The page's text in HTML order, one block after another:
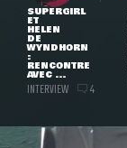
SUPERGIRL
ET
HELEN
DE
WYNDHORN
:
RENCONTRE
AVEC ...
INTERVIEW 4